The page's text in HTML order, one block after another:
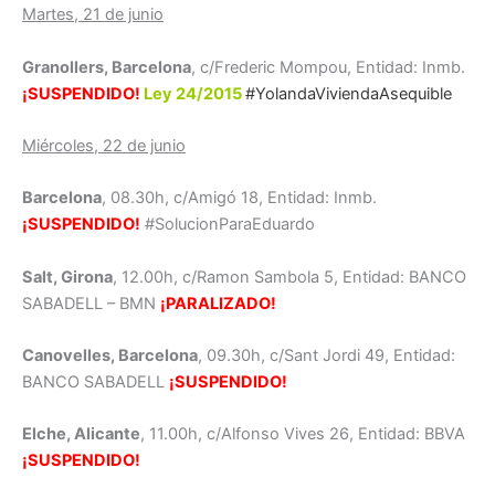
Martes, 21 de junio
Granollers, Barcelona, c/Frederic Mompou, Entidad: Inmb.
¡SUSPENDIDO! Ley 24/2015#YolandaViviendaAsequible
Miércoles, 22 de junio
Barcelona, 08.30h, c/Amigó 18, Entidad: Inmb.
¡SUSPENDIDO! #SolucionParaEduardo
Salt, Girona, 12.00h, c/Ramon Sambola 5, Entidad: BANCO
SABADELL – BMN ¡PARALIZADO!
Canovelles, Barcelona, 09.30h, c/Sant Jordi 49, Entidad:
BANCO SABADELL ¡SUSPENDIDO!
Elche, Alicante, 11.00h, c/Alfonso Vives 26, Entidad: BBVA
¡SUSPENDIDO!